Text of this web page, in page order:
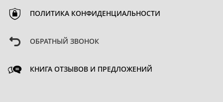
ПОЛИТИКА КОНФИДЕНЦИАЛЬНОСТИ
ОБРАТНЫЙ ЗВОНОК
КНИГА ОТЗЫВОВ И ПРЕДЛОЖЕНИЙ